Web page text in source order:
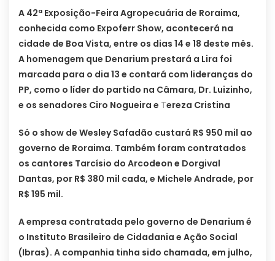
A 42ª Exposição-Feira Agropecuária de Roraima,
conhecida como Expoferr Show, acontecerá na
cidade de Boa Vista, entre os dias 14 e 18 deste mês.
A homenagem que Denarium prestará a Lira foi
marcada para o dia 13 e contará com lideranças do
PP, como o líder do partido na Câmara, Dr. Luizinho,
e os senadores Ciro Nogueira e Tereza Cristina
Só o show de Wesley Safadão custará R$ 950 mil ao
governo de Roraima. Também foram contratados
os cantores Tarcísio do Arcodeon e Dorgival
Dantas, por R$ 380 mil cada, e Michele Andrade, por
R$ 195 mil.
A empresa contratada pelo governo de Denarium é
o Instituto Brasileiro de Cidadania e Ação Social
(Ibras). A companhia tinha sido chamada, em julho,